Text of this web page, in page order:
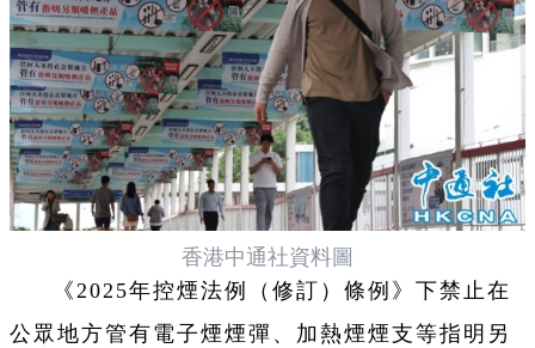
香港中通社資料圖
《2025年控煙法例（修訂）條例》下禁止在
公眾地方管有電子煙煙彈、加熱煙煙支等指明另